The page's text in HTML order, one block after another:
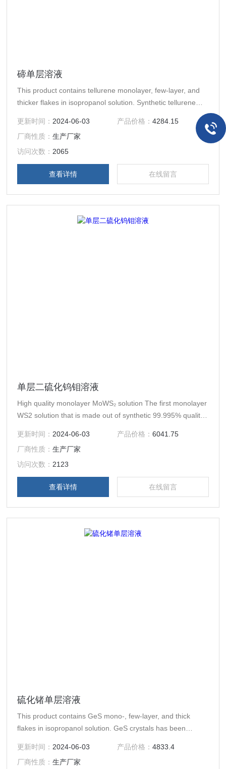
碲单层溶液
This product contains tellurene monolayer, few-layer, and
thicker flakes in isopropanol solution. Synthetic tellurene
by dispersion into
更新时间： 2024-06-03 产品价格： 4284.15
厂商性质：生产厂家
访问次数： 2065
查看详情 在线留言
单层二硫化钨钼溶液
High quality monolayer MoWS₂ solution The first monolayer
WS2 solution that is made out of synthetic 99.995% quality
a month long proces
更新时间： 2024-06-03 产品价格： 6041.75
厂商性质：生产厂家
访问次数： 2123
查看详情 在线留言
硫化锗单层溶液
This product contains GeS mono-, few-layer, and thick
flakes in isopropanol solution. GeS crystals has been
been dispersed into isopropanol
更新时间： 2024-06-03 产品价格： 4833.4
厂商性质：生产厂家